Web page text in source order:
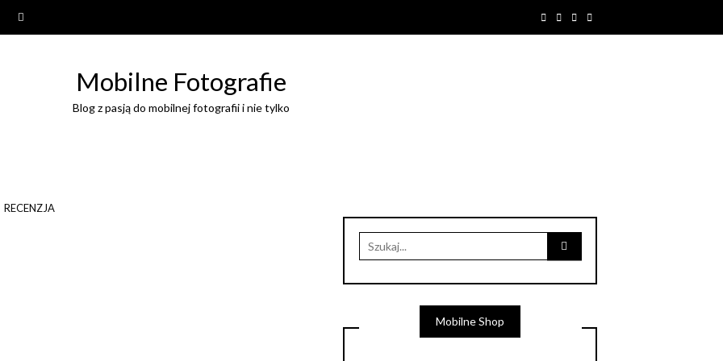
Mobilne Fotografie
Blog z pasją do mobilnej fotografii i nie tylko
RECENZJA
Search
for:
Mobilne Shop